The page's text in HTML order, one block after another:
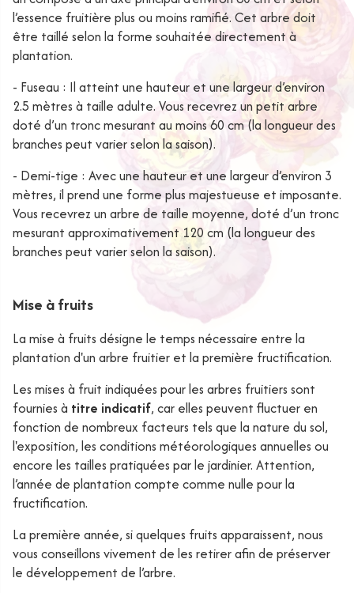
l’essence fruitière plus ou moins ramifié. Cet arbre doit
être taillé selon la forme souhaitée directement à
plantation.
- Fuseau : Il atteint une hauteur et une largeur d’environ
2.5 mètres à taille adulte. Vous recevrez un petit arbre
doté d’un tronc mesurant au moins 60 cm (la longueur des
branches peut varier selon la saison).
- Demi-tige : Avec une hauteur et une largeur d’environ 3
mètres, il prend une forme plus majestueuse et imposante.
Vous recevrez un arbre de taille moyenne, doté d’un tronc
mesurant approximativement 120 cm (la longueur des
branches peut varier selon la saison).
Mise à fruits
La mise à fruits désigne le temps nécessaire entre la
plantation d'un arbre fruitier et la première fructification.
Les mises à fruit indiquées pour les arbres fruitiers sont
fournies à titre indicatif, car elles peuvent fluctuer en
fonction de nombreux facteurs tels que la nature du sol,
l'exposition, les conditions météorologiques annuelles ou
encore les tailles pratiquées par le jardinier. Attention,
l’année de plantation compte comme nulle pour la
fructification.
La première année, si quelques fruits apparaissent, nous
vous conseillons vivement de les retirer afin de préserver
le développement de l’arbre.